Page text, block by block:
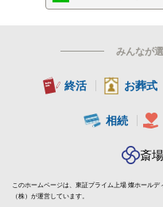
みんなが
終活 お葬式
相続
斎
このホームページは、東証プライム上場 燦ホール
（株）が運営しています。